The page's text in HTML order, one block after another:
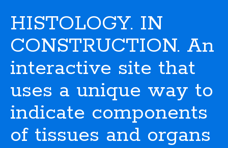
HISTOLOGY. IN
CONSTRUCTION. An
interactive site that
uses a unique way to
indicate components
of tissues and organs